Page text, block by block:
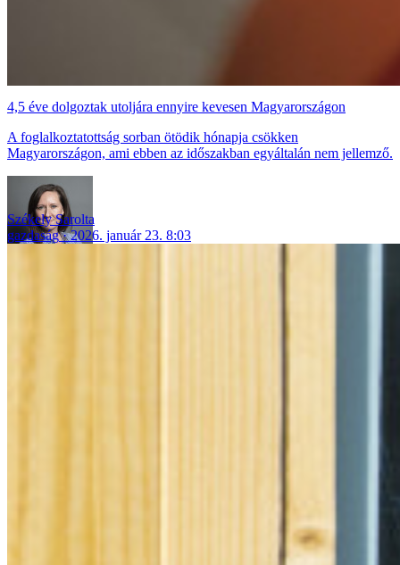
4,5 éve dolgoztak utoljára ennyire kevesen Magyarországon
A foglalkoztatottság sorban ötödik hónapja csökken
Magyarországon, ami ebben az időszakban egyáltalán nem jellemző.
Székely Sarolta
gazdaság
2026. január 23. 8:03